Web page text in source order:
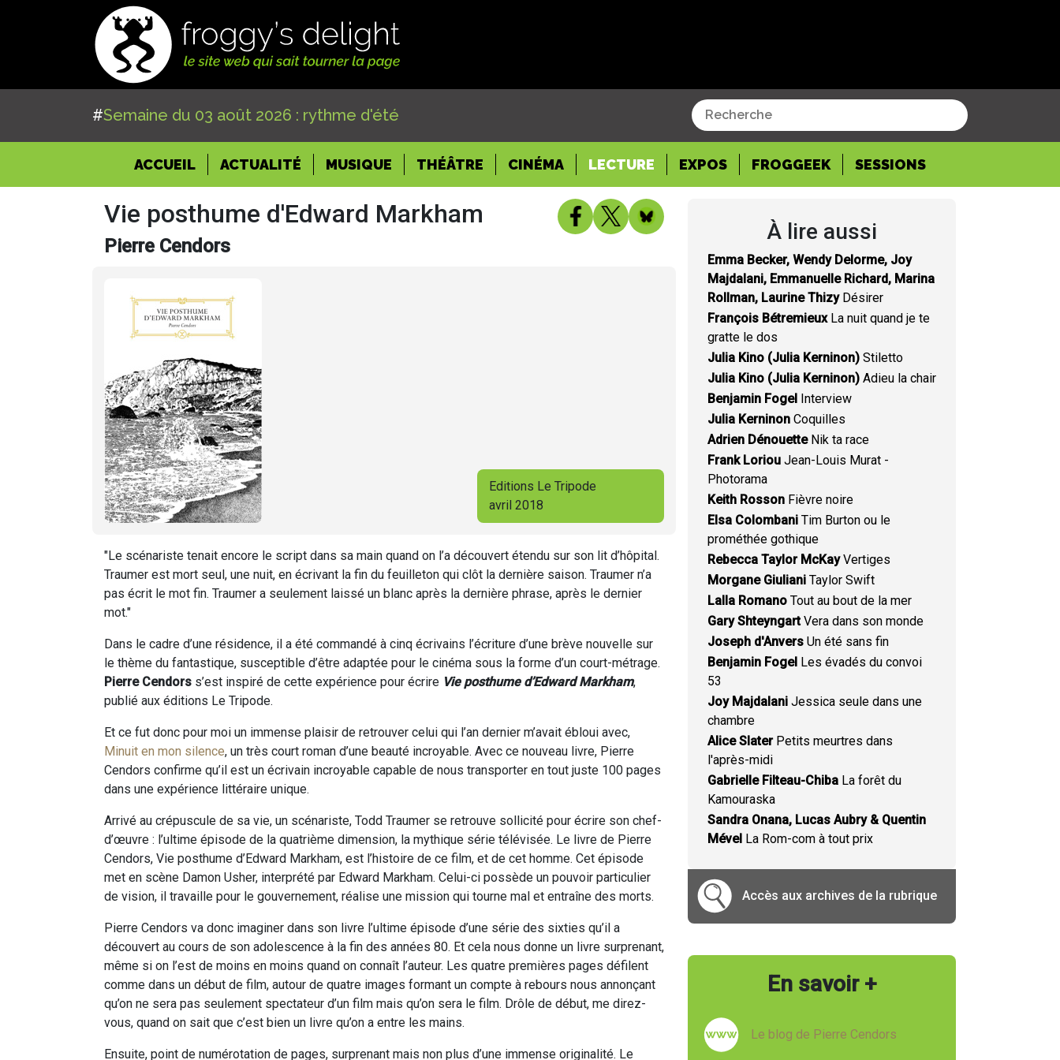
#Semaine du 03 août 2026 : rythme d'été
ACCUEIL(CURRENT)
ACTUALITÉ MUSIQUE THÉÂTRE CINÉMA LECTURE EXPOS FROGGEEK SESSIONS
Vie posthume d'Edward Markham
Pierre Cendors
Editions Le Tripode
avril 2018
"Le scénariste tenait encore le script dans sa main quand on l’a découvert étendu sur son lit d’hôpital.
Traumer est mort seul, une nuit, en écrivant la fin du feuilleton qui clôt la dernière saison. Traumer n’a
pas écrit le mot fin. Traumer a seulement laissé un blanc après la dernière phrase, après le dernier
mot."
Dans le cadre d’une résidence, il a été commandé à cinq écrivains l’écriture d’une brève nouvelle sur
le thème du fantastique, susceptible d’être adaptée pour le cinéma sous la forme d’un court-métrage.
Pierre Cendors s’est inspiré de cette expérience pour écrire Vie posthume d’Edward Markham,
publié aux éditions Le Tripode.
Et ce fut donc pour moi un immense plaisir de retrouver celui qui l’an dernier m’avait ébloui avec,
Minuit en mon silence, un très court roman d’une beauté incroyable. Avec ce nouveau livre, Pierre
Cendors confirme qu’il est un écrivain incroyable capable de nous transporter en tout juste 100 pages
dans une expérience littéraire unique.
Arrivé au crépuscule de sa vie, un scénariste, Todd Traumer se retrouve sollicité pour écrire son chef-
d’œuvre : l’ultime épisode de la quatrième dimension, la mythique série télévisée. Le livre de Pierre
Cendors, Vie posthume d’Edward Markham, est l’histoire de ce film, et de cet homme. Cet épisode
met en scène Damon Usher, interprété par Edward Markham. Celui-ci possède un pouvoir particulier
de vision, il travaille pour le gouvernement, réalise une mission qui tourne mal et entraîne des morts.
Pierre Cendors va donc imaginer dans son livre l’ultime épisode d’une série des sixties qu’il a
découvert au cours de son adolescence à la fin des années 80. Et cela nous donne un livre surprenant,
même si on l’est de moins en moins quand on connaît l’auteur. Les quatre premières pages défilent
comme dans un début de film, autour de quatre images formant un compte à rebours nous annonçant
qu’on ne sera pas seulement spectateur d’un film mais qu’on sera le film. Drôle de début, me direz-
vous, quand on sait que c’est bien un livre qu’on a entre les mains.
Ensuite, point de numérotation de pages, surprenant mais non plus d’une immense originalité. Le
À lire aussi
Emma Becker, Wendy Delorme, Joy
Majdalani, Emmanuelle Richard, Marina
Rollman, Laurine ThizyDésirer
François BétremieuxLa nuit quand je te
gratte le dos
Julia Kino (Julia Kerninon) Stiletto
Julia Kino (Julia Kerninon) Adieu la chair
Benjamin Fogel Interview
Julia Kerninon Coquilles
Adrien DénouetteNik ta race
Frank Loriou Jean-Louis Murat -
Photorama
Keith Rosson Fièvre noire
Elsa Colombani Tim Burton ou le
prométhée gothique
Rebecca Taylor McKayVertiges
Morgane Giuliani Taylor Swift
Lalla Romano Tout au bout de la mer
Gary ShteyngartVera dans son monde
Joseph d'Anvers Un été sans fin
Benjamin Fogel Les évadés du convoi
53
Joy Majdalani Jessica seule dans une
chambre
Alice SlaterPetits meurtres dans
l'après-midi
Gabrielle Filteau-Chiba La forêt du
Kamouraska
Sandra Onana, Lucas Aubry & Quentin
Mével La Rom-com à tout prix
Accès aux archives de la rubrique
En savoir +
Le blog de Pierre Cendors